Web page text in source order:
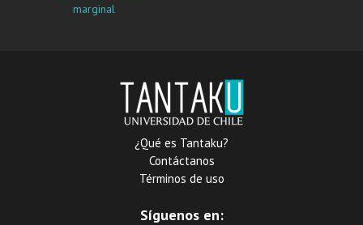
marginal
¿Qué es Tantaku?
Contáctanos
Términos de uso
Síguenos en: